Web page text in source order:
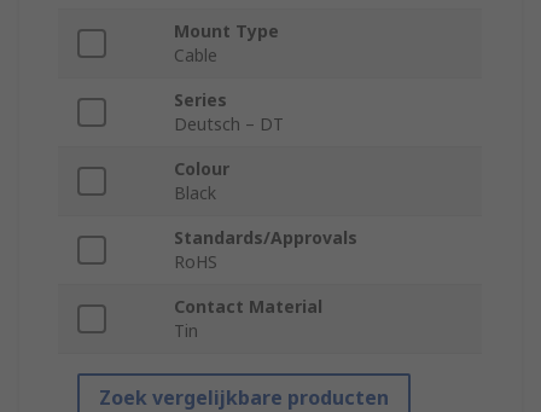
Mount Type
Cable
Series
Deutsch – DT
Colour
Black
Standards/Approvals
RoHS
Contact Material
Tin
Zoek vergelijkbare producten